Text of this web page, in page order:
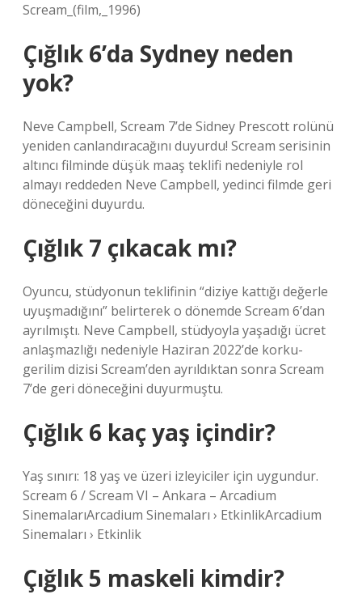
Scream_(film,_1996)
Çığlık 6’da Sydney neden
yok?
Neve Campbell, Scream 7’de Sidney Prescott rolünü
yeniden canlandıracağını duyurdu! Scream serisinin
altıncı filminde düşük maaş teklifi nedeniyle rol
almayı reddeden Neve Campbell, yedinci filmde geri
döneceğini duyurdu.
Çığlık 7 çıkacak mı?
Oyuncu, stüdyonun teklifinin “diziye kattığı değerle
uyuşmadığını” belirterek o dönemde Scream 6’dan
ayrılmıştı. Neve Campbell, stüdyoyla yaşadığı ücret
anlaşmazlığı nedeniyle Haziran 2022’de korku-
gerilim dizisi Scream’den ayrıldıktan sonra Scream
7’de geri döneceğini duyurmuştu.
Çığlık 6 kaç yaş içindir?
Yaş sınırı: 18 yaş ve üzeri izleyiciler için uygundur.
Scream 6 / Scream VI – Ankara – Arcadium
SinemalarıArcadium Sinemaları › EtkinlikArcadium
Sinemaları › Etkinlik
Çığlık 5 maskeli kimdir?